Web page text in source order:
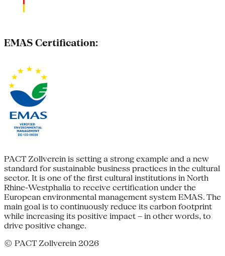
EMAS Certification:
PACT Zollverein is setting a strong example and a new
standard for sustainable business practices in the cultural
sector. It is one of the first cultural institutions in North
Rhine-Westphalia to receive certification under the
European environmental management system EMAS. The
main goal is to continuously reduce its carbon footprint
while increasing its positive impact – in other words, to
drive positive change.
© PACT Zollverein 2026